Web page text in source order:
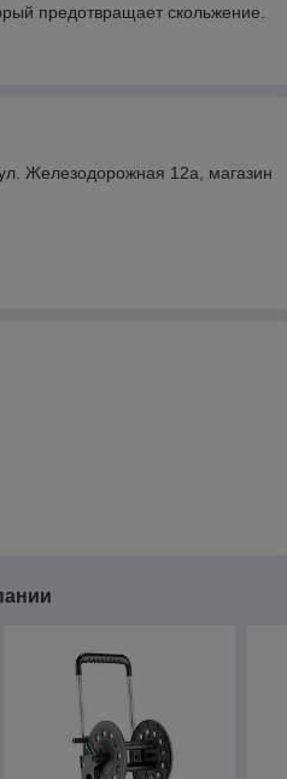
предотвращает скольжение.
Железодорожная 12а, магазин